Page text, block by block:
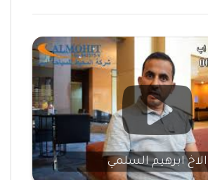
الاخ ابرهيم السلمي